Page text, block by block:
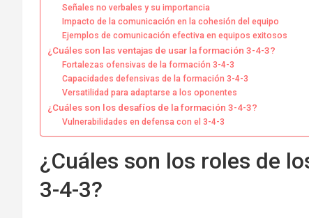
Señales no verbales y su importancia
Impacto de la comunicación en la cohesión del equipo
Ejemplos de comunicación efectiva en equipos exitosos
¿Cuáles son las ventajas de usar la formación 3-4-3?
Fortalezas ofensivas de la formación 3-4-3
Capacidades defensivas de la formación 3-4-3
Versatilidad para adaptarse a los oponentes
¿Cuáles son los desafíos de la formación 3-4-3?
Vulnerabilidades en defensa con el 3-4-3
¿Cuáles son los roles de
3-4-3?